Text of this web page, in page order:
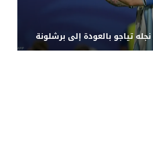
تياجو بالعودة إلى برشلونة